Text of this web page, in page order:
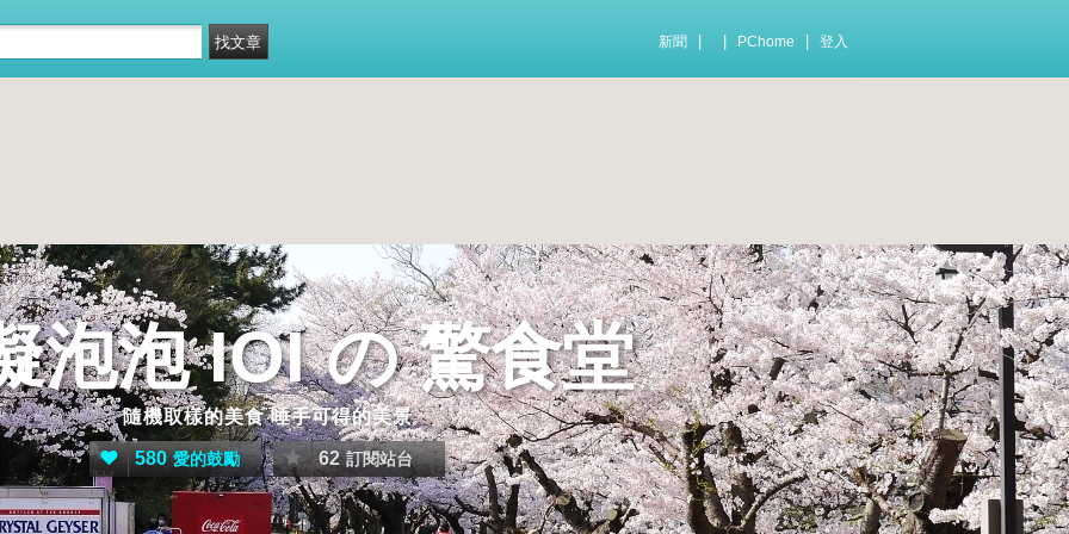
新聞 PChome 登入
泡泡 IOI の 驚食堂
隨機取樣的美食 唾手可得的美景
580 愛的鼓勵 62 訂閱站台